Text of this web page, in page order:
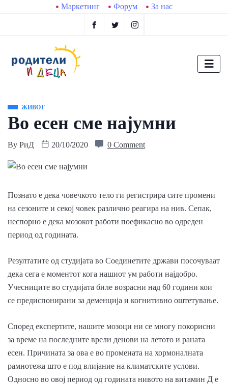
Маркетинг Форум За нас
ЖИВОТ
Во есен сме најумни
By РиД 20/10/2020 0 Comment
Познато е дека човечкото тело ги регистрира сите промени
на сезоните и секој човек различно реагира на нив. Сепак,
неспорно е дека мозокот работи поефикасно во одреден
период од годината.
Резултатите од студијата во Соединетите држави посочуваат
дека сега е моментот кога нашиот ум работи најдобро.
Учесниците во студијата биле возрасни над 60 години кои
се предиспонирани за деменција и когнитивно оштетување.
Според експертите, нашите мозоци ни се многу покорисни
за време на последните врели денови на летото и раната
есен. Причината за ова е во промената на хормоналната
рамнотежа што е под влијание на климатските услови.
Односно во овој период од годината нивото на витамин Д е